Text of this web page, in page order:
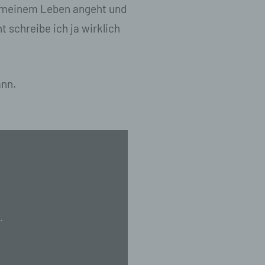
Leben angeht und
schreibe ich ja wirklich
.
in